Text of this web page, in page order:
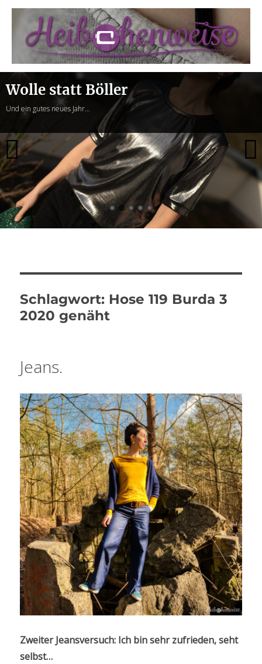
Heibchenweise
Wolle statt Böller
Und ein gutes neues Jahr…
Schlagwort: Hose 119 Burda 3
2020 genäht
Jeans.
Zweiter Jeansversuch: Ich bin sehr zufrieden, seht
selbst…